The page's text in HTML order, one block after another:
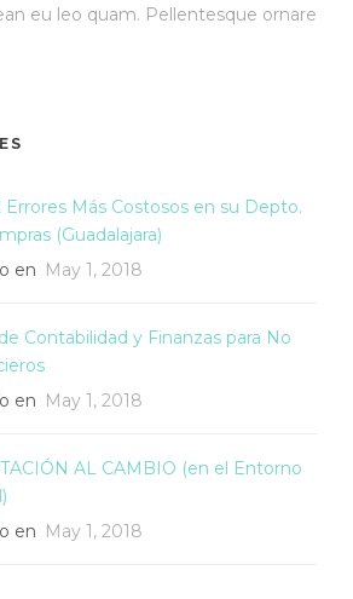
eu leo quam. Pellentesque ornare
Errores Más Costosos en su Depto.
(Guadalajara)
en
May 1, 2018
Contabilidad y Finanzas para No
en
May 1, 2018
AL CAMBIO (en el Entorno
en
May 1, 2018